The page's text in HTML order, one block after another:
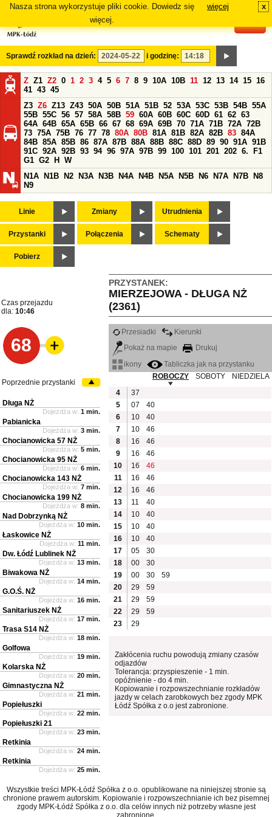
Nasza strona wykorzystuje pliki cookie. Dowiedz się
więcej.
więcej x
Sprawdź rozkład na dzień: i godzinę:
Z Z1 Z2 0 1 2 3 4 5 6 7 8 9 10A 10B 11 12 13 14 15 16
41 43 45
Z3 Z6 Z13 Z43 50A 50B 51A 51B 52 53A 53C 53B 54B 55A
55B 55C 56 57 58A 58B 59 60A 60B 60C 60D 61 62 63
64A 64B 65A 65B 66 67 68 69A 69B 70 71A 71B 72A 72B
73 75A 75B 76 77 78 80A 80B 81A 81B 82A 82B 83 84A
84B 85A 85B 86 87A 87B 88A 88B 88C 88D 89 90 91A 91B
91C 92A 92B 93 94 96 97A 97B 99 100 101 201 202 6.
F1
G1 G2 H
W
N1A
N1B N2 N3A N3B N4A N4B N5A N5B N6 N7A N7B
N8
N9
Linie Zmiany Utrudnienia
Przystanki Połączenia Schematy
Pobierz
PRZYSTANEK:
MIERZEJOWA - DŁUGA NŻ
(2361)
Czas przejazdu
dla: 10:46
68
Przesiadki
Kierunki
Pokaż na mapie
Drukuj
ikony
Tabliczka jak na przystanku
ROBOCZY
SOBOTY
NIEDZIELA
4
37
5
07
40
6
10
40
7
10
46
8
16
46
9
16
46
10
16
46
11
16
46
12
16
46
13
11
40
14
10
40
15
10
40
16
10
40
17
05
30
18
00
30
19
00 30
59
20
29
59
21
29
59
22
29
59
23
29
Zakłócenia ruchu powodują zmiany czasów
odjazdów
Tolerancja: przyspieszenie - 1 min.
opóźnienie - do 4 min.
Kopiowanie i rozpowszechnianie rozkładów
jazdy w celach zarobkowych bez zgody MPK
Łódź Spółka z o.o jest zabronione.
Poprzednie przystanki
Długa NŻ
Dojeżdża w: 1 min.
Pabianicka
Dojeżdża w: 3 min.
Chocianowicka 57 NŻ
Dojeżdża w: 5 min.
Chocianowicka 95 NŻ
Dojeżdża w: 6 min.
Chocianowicka 143 NŻ
Dojeżdża w: 7 min.
Chocianowicka 199 NŻ
Dojeżdża w: 8 min.
Nad Dobrzynką NŻ
Dojeżdża w: 10 min.
Łaskowice NŻ
Dojeżdża w: 11 min.
Dw. Łódź Lublinek NŻ
Dojeżdża w: 13 min.
Biwakowa NŻ
Dojeżdża w: 14 min.
G.O.Ś. NŻ
Dojeżdża w: 16 min.
Sanitariuszek NŻ
Dojeżdża w: 17 min.
Trasa S14 NŻ
Dojeżdża w: 18 min.
Golfowa
Dojeżdża w: 19 min.
Kolarska NŻ
Dojeżdża w: 20 min.
Gimnastyczna NŻ
Dojeżdża w: 21 min.
Popiełuszki
Dojeżdża w: 22 min.
Popiełuszki 21
Dojeżdża w: 23 min.
Retkinia
Dojeżdża w: 24 min.
Retkinia
Dojeżdża w: 25 min.
Wszystkie treści MPK-Łódź Spółka z o.o. opublikowane na niniejszej stronie są
chronione prawem autorskim. Kopiowanie i rozpowszechnianie ich bez pisemnej
zgody MPK-Łódź Spółka z o.o. dla celów innych niż potrzeby własne jest
zabronione.